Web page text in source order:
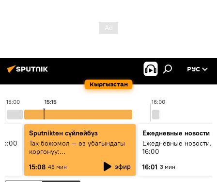
Кыргызстан
РУС
15:00 16:00
15:15
Sputnikteн сүйлөйбүз
Так божомол — өз убагындагы
коргонуу:
гидрометеорологиялык кызмат
кантип өркүндөтүлүүдө
15:08 45 мин эфир
Ежедневные новости
Ежедневные новости.
16:00
16:01 3 мин